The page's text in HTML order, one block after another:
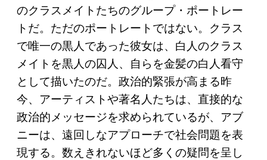
のクラスメイトたちのグループ・ポートレー
トだ。ただのポートレートではない。クラス
で唯一の黒人であった彼女は、白人のクラス
メイトを黒人の囚人、自らを金髪の白人看守
として描いたのだ。政治的緊張が高まる昨
今、アーティストや著名人たちは、直接的な
政治的メッセージを求められているが、アブ
ニーは、遠回しなアプローチで社会問題を表
現する。数えきれないほど多くの疑問を呈し